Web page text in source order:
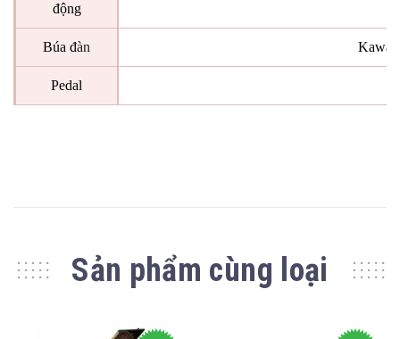
động
Búa đàn Kawai
Pedal
Sản phẩm cùng loại